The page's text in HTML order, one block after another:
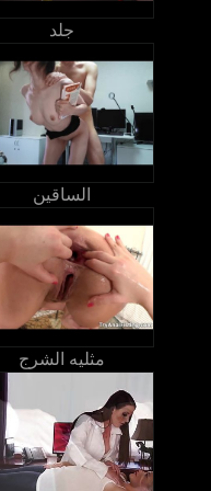
جلد
الساقين
مثليه الشرج